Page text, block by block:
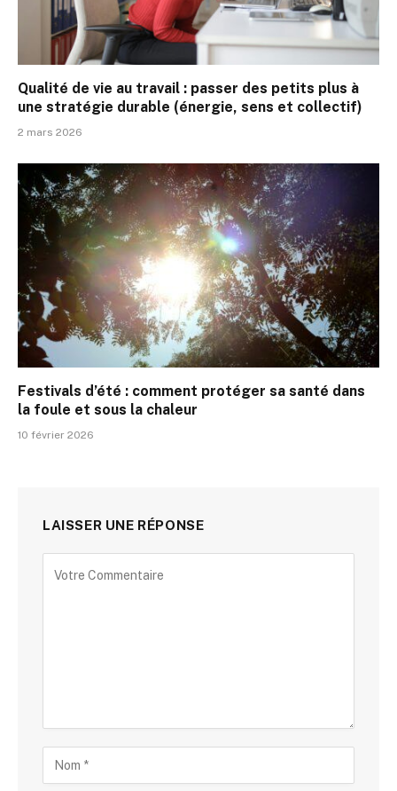
Qualité de vie au travail : passer des petits plus à
une stratégie durable (énergie, sens et collectif)
2 mars 2026
Festivals d’été : comment protéger sa santé dans
la foule et sous la chaleur
10 février 2026
LAISSER UNE RÉPONSE